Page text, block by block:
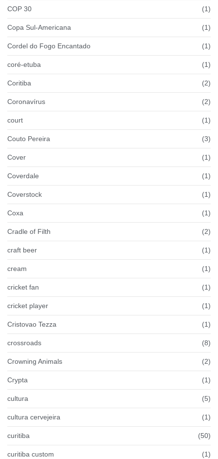
COP 30 (1)
Copa Sul-Americana (1)
Cordel do Fogo Encantado (1)
coré-etuba (1)
Coritiba (2)
Coronavírus (2)
court (1)
Couto Pereira (3)
Cover (1)
Coverdale (1)
Coverstock (1)
Coxa (1)
Cradle of Filth (2)
craft beer (1)
cream (1)
cricket fan (1)
cricket player (1)
Cristovao Tezza (1)
crossroads (8)
Crowning Animals (2)
Crypta (1)
cultura (5)
cultura cervejeira (1)
curitiba (50)
curitiba custom (1)